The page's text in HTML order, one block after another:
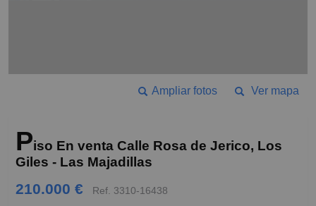
Ver mapa
Ampliar fotos
Piso En venta Calle Rosa de Jerico, Los
Giles - Las Majadillas
210.000 € Ref. 3310-16438